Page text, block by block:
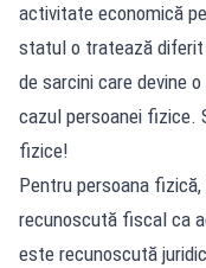
activitate economică
statul o tratează diferit
de sarcini care devine
cazul persoanei fizice.
fizice!
Pentru persoana
recunoscută fiscal ca
este recunoscută